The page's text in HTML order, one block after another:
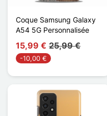
Coque Samsung Galaxy
A54 5G Personnalisée
15,99 € 25,99 €
-10,00 €